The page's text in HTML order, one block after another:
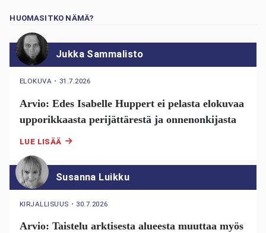
HUOMASITKO NÄMÄ?
Jukka Sammalisto
ELOKUVA ・ 31.7.2026
Arvio: Edes Isabelle Huppert ei pelasta elokuvaa
upporikkaasta perijättärestä ja onnenonkijasta
LUE LISÄÄ
Susanna Luikku
KIRJALLISUUS ・ 30.7.2026
Arvio: Taistelu arktisesta alueesta muuttaa myös